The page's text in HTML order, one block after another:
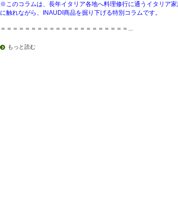
※このコラムは、長年イタリア各地へ料理修行に通うイタリア
に触れながら、INAUDI商品を掘り下げる特別コラムです。
＝＝＝＝＝＝＝＝＝＝＝＝＝＝＝＝＝＝＝＝＝...
もっと読む